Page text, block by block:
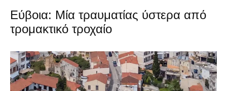
Εύβοια: Μία τραυματίας ύστερα από
τρομακτικό τροχαίο